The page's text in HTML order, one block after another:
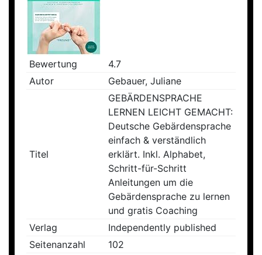
Bewertung
4.7
Autor
Gebauer, Juliane
Titel
GEBÄRDENSPRACHE
LERNEN LEICHT GEMACHT:
Deutsche Gebärdensprache
einfach & verständlich
erklärt. Inkl. Alphabet,
Schritt-für-Schritt
Anleitungen um die
Gebärdensprache zu lernen
und gratis Coaching
Verlag
Independently published
Seitenanzahl
102